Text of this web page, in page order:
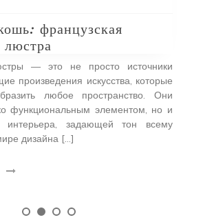
французская
люстра
— это не просто источники
произведения искусства, которые
любое пространство. Они
функциональным элементом, но и
интерьера, задающей тон всему
дизайна […]